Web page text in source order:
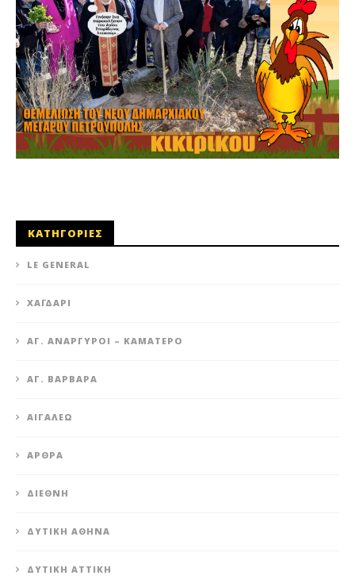
ΚΑΤΗΓΟΡΙΕΣ
LE GENERAL
XΑΪΔΆΡΙ
ΆΓ. ΑΝΆΡΓΥΡΟΙ – KΑΜΑΤΕΡΌ
ΑΓ. ΒΑΡΒΆΡΑ
ΑΙΓΆΛΕΩ
ΆΡΘΡΑ
ΔΙΕΘΝΉ
ΔΥΤΙΚΉ ΑΘΉΝΑ
ΔΥΤΙΚΉ ΑΤΤΙΚΉ